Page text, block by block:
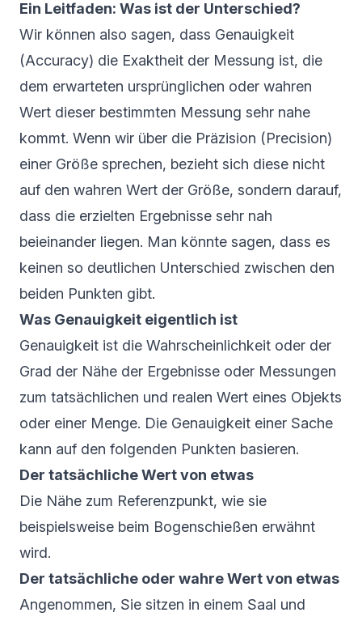
Ein Leitfaden: Was ist der Unterschied?
Wir können also sagen, dass Genauigkeit
(Accuracy) die Exaktheit der Messung ist, die
dem erwarteten ursprünglichen oder wahren
Wert dieser bestimmten Messung sehr nahe
kommt. Wenn wir über die Präzision (Precision)
einer Größe sprechen, bezieht sich diese nicht
auf den wahren Wert der Größe, sondern darauf,
dass die erzielten Ergebnisse sehr nah
beieinander liegen. Man könnte sagen, dass es
keinen so deutlichen Unterschied zwischen den
beiden Punkten gibt.
Was Genauigkeit eigentlich ist
Genauigkeit ist die Wahrscheinlichkeit oder der
Grad der Nähe der Ergebnisse oder Messungen
zum tatsächlichen und realen Wert eines Objekts
oder einer Menge. Die Genauigkeit einer Sache
kann auf den folgenden Punkten basieren.
Der tatsächliche Wert von etwas
Die Nähe zum Referenzpunkt, wie sie
beispielsweise beim Bogenschießen erwähnt
wird.
Der tatsächliche oder wahre Wert von etwas
Angenommen, Sie sitzen in einem Saal und